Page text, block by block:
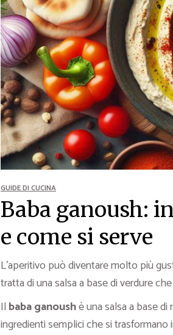
Ricette Carne
Ricette Secondi
Ricette Pizze e Rustici
Ricette Contorni
Ricette Piatti unici
Ricette Pesce
Video Ricette
Ricette per Ingrediente
Ricette
Rumors
GUIDE DI CUCINA
Baba ganoush:
e come si serve
L’aperitivo può diventare molto più
tratta di una salsa a base di verdure
Il baba ganoushè una salsa a base
ingredienti semplici che si trasformano